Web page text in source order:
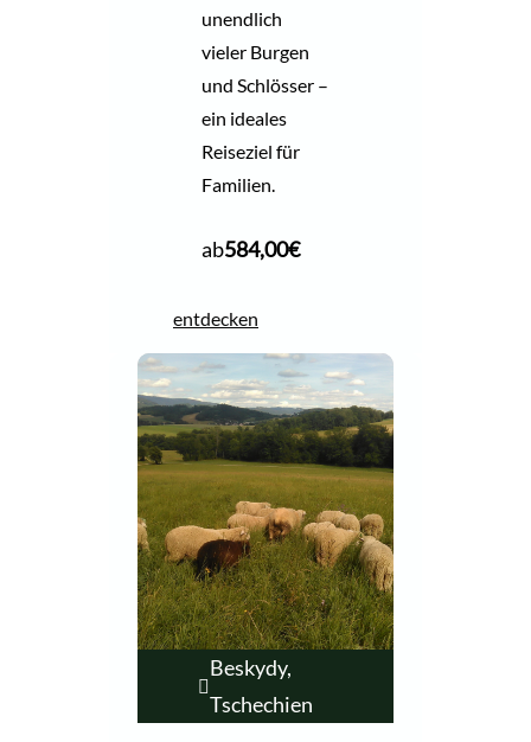
unendlich
vieler Burgen
und Schlösser –
ein ideales
Reiseziel für
Familien.
ab584,00€
entdecken
Beskydy,
Tschechien